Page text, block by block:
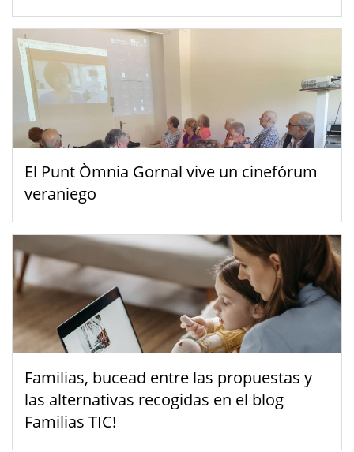
El Punt Òmnia Gornal vive un cinefórum
veraniego
Familias, bucead entre las propuestas y
las alternativas recogidas en el blog
Familias TIC!